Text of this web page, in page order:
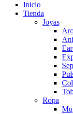
Inicio
Tienda
Joyas
Ropa